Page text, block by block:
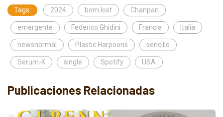
Tags: 2024 born lost Chanpan
emergente Federico Ghidini Francia Italia
newsnormal Plastic Harpoons sencillo
Serum-K single Spotify USA
Publicaciones Relacionadas